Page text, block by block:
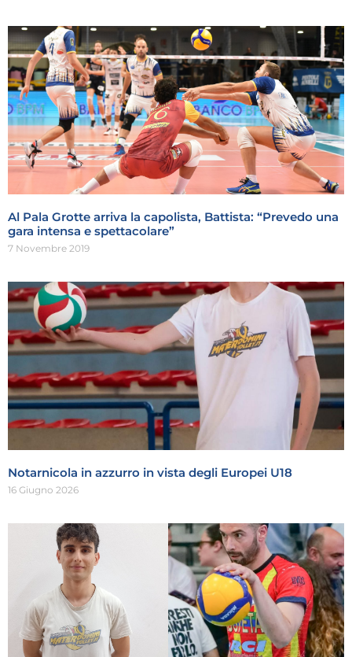
Al Pala Grotte arriva la capolista, Battista: “Prevedo una
gara intensa e spettacolare”
7 Novembre 2019
Notarnicola in azzurro in vista degli Europei U18
16 Giugno 2026